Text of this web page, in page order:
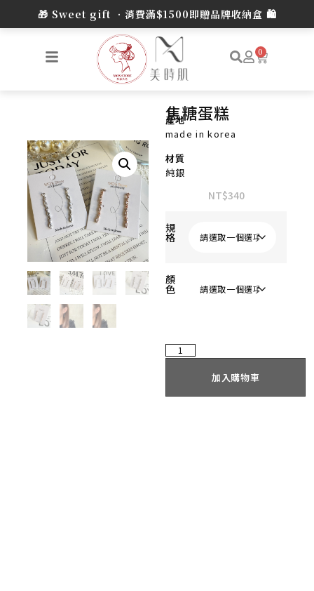
0
焦糖蛋糕
產地
made in korea
材質
純銀
NT$340
規
格
顏
色
加入購物車